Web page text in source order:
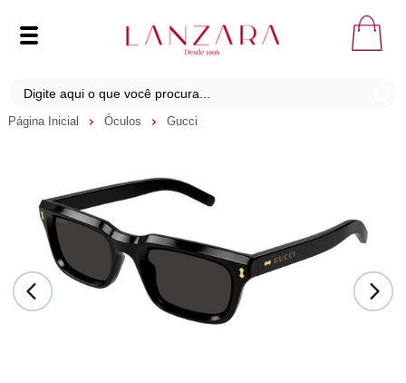
Página Inicial Óculos Gucci